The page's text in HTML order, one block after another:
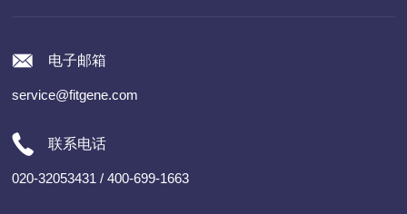
电子邮箱
service@fitgene.com
联系电话
020-32053431 / 400-699-1663